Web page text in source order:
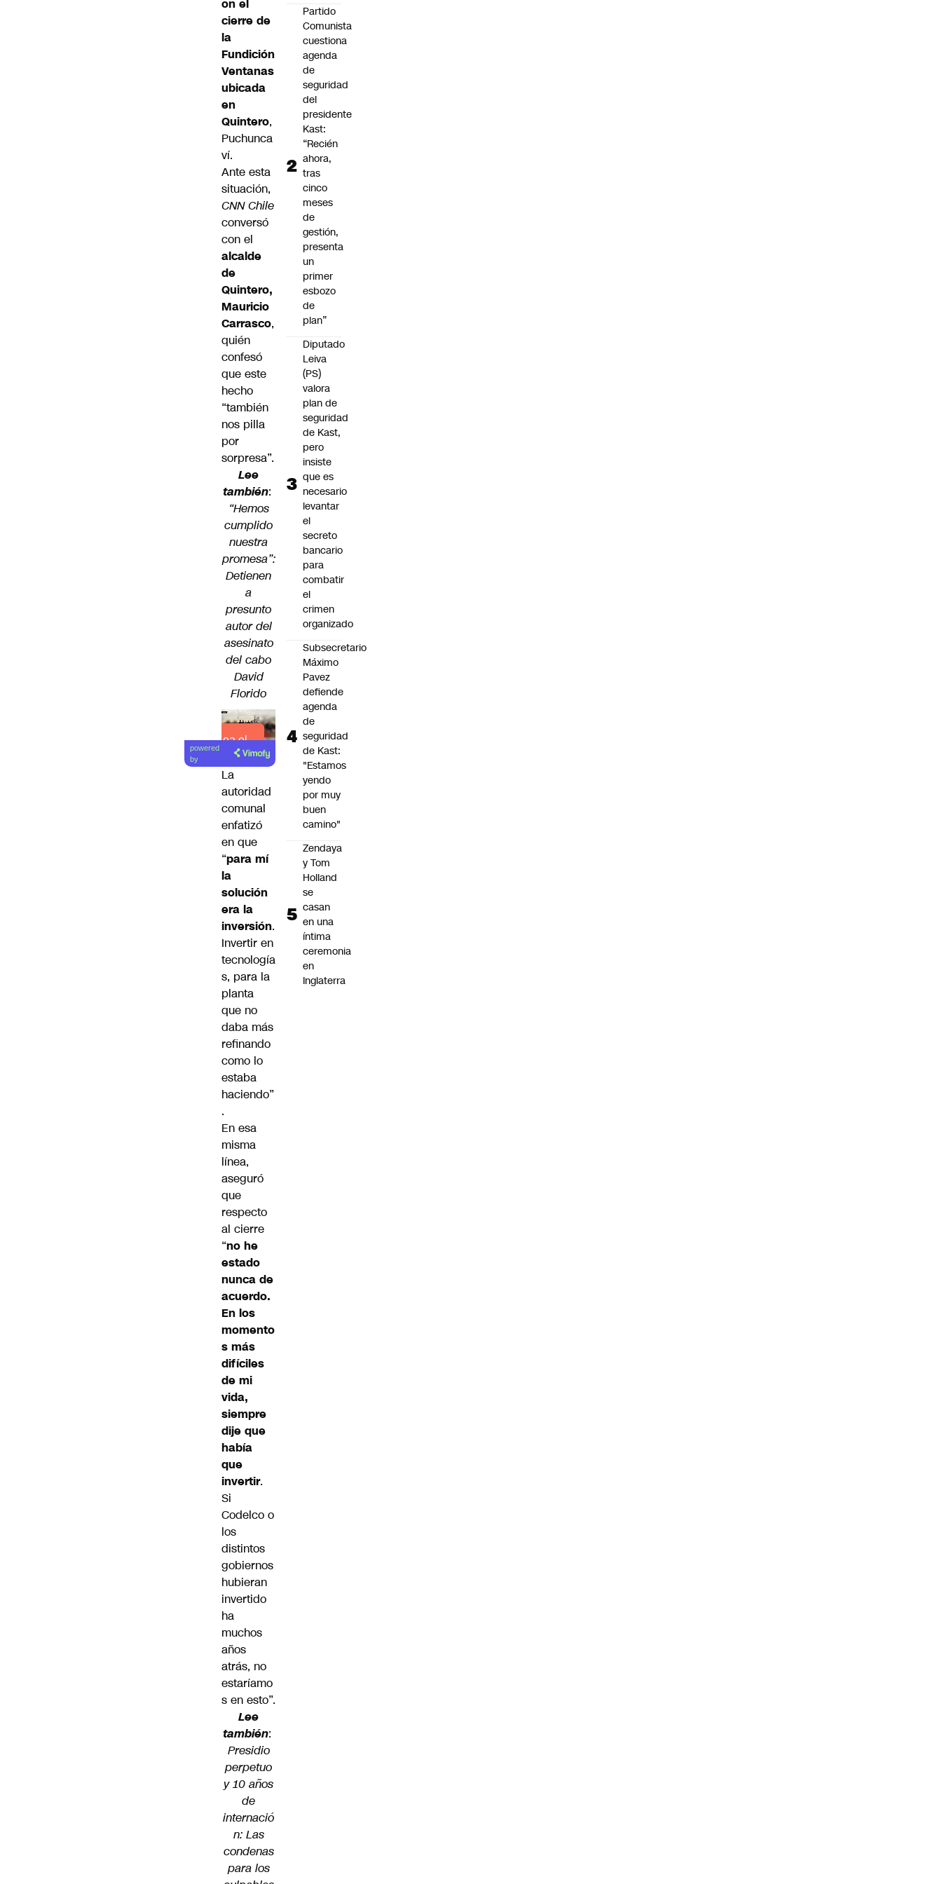
on el
cierre de
la
Fundición
Ventanas
ubicada
en
Quintero,
Puchunca
ví.
Ante esta
situación,
CNN Chile
conversó
con el
alcalde
de
Quintero,
Mauricio
Carrasco,
quién
confesó
que este
hecho
“también
nos pilla
por
sorpresa”.
Lee
también:
“Hemos
cumplido
nuestra
promesa”:
Detienen
a
presunto
autor del
asesinato
del cabo
David
Florido
Lea el
artículo
powered
by
La
autoridad
comunal
enfatizó
en que
“para mí
la
solución
era la
inversión.
Invertir en
tecnología
s, para la
planta
que no
daba más
refinando
como lo
estaba
haciendo”
.
En esa
misma
línea,
aseguró
que
respecto
al cierre
“no he
estado
nunca de
acuerdo.
En los
momento
s más
difíciles
de mi
vida,
siempre
dije que
había
que
invertir.
Si
Codelco o
los
distintos
gobiernos
hubieran
invertido
ha
muchos
años
atrás, no
estaríamo
s en esto”.
Lee
también:
Presidio
perpetuo
y 10 años
de
internació
n: Las
condenas
para los
Partido
Comunista
cuestiona
agenda
de
seguridad
del
presidente
Kast:
“Recién
ahora,
tras
cinco
meses
de
gestión,
presenta
un
primer
esbozo
de
plan”
Diputado
Leiva
(PS)
valora
plan de
seguridad
de Kast,
pero
insiste
que es
necesario
levantar
el
secreto
bancario
para
combatir
el
crimen
organizado
Subsecretario
Máximo
Pavez
defiende
agenda
de
seguridad
de Kast:
"Estamos
yendo
por muy
buen
camino"
Zendaya
y Tom
Holland
se
casan
en una
íntima
ceremonia
en
Inglaterra